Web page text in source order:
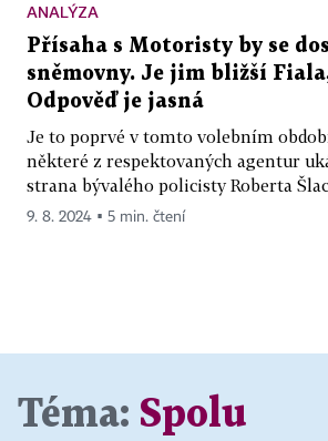
ANALÝZA
Přísaha s Motoristy by se
sněmovny. Je jim bližší
Odpověď je jasná
Je to poprvé v tomto volebním
některé z respektovaných agentur
strana bývalého policisty Roberta
9. 8. 2024 ▪ 5 min. čtení
Téma: Spolu